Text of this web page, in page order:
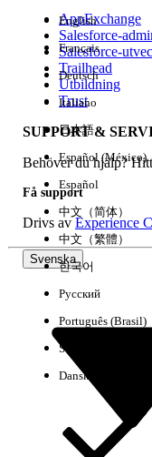
AppExchange
Salesforce-
Salesforce-
Trailhead
Utbildning
Trust
SUPPORT &
Behöver du hjälp?
Få support
Drivs avExperience
Svenska
English
Français
Deutsch
Italiano
日本語
Español (México)
Español
中文（简体）
中文（繁體）
한국어
Русский
Português (Brasil)
Suomi
Dansk